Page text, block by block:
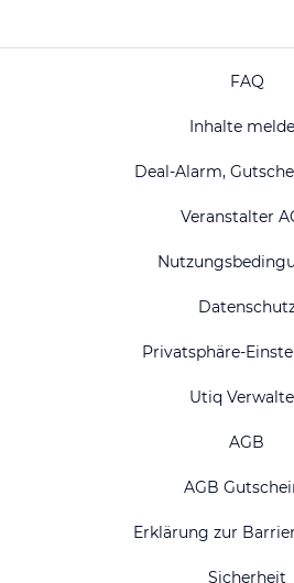
FAQ
Inhalte
Deal-Alarm,
Veranstalter
Privatsphäre-
Utiq
AGB
AGB
Erklärung zur
Sicherheit